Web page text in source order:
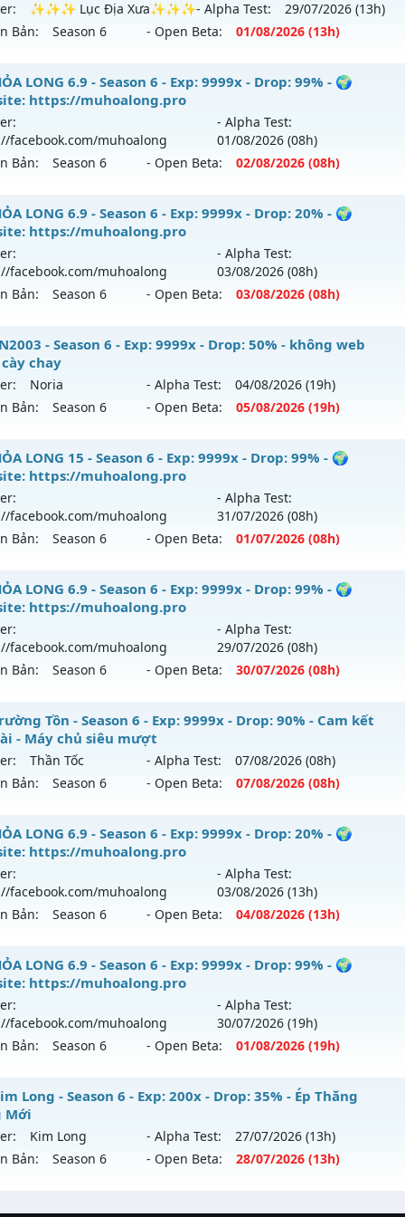
✨✨✨ Lục Địa Xưa✨✨✨- Alpha Test: 29/07/2026 (13h)
Bản:
Season 6 - Open Beta: 01/08/2026 (13h)
Lục Địa Xưa✨✨✨ - ✨✨✨ Lục Địa Xưa✨✨✨
ra tháng 08 2026 - Mở máy chủ ✨✨✨ Lục Địa
2626
100x - Drop: 20%
Mu Nguyên bản Webzen
XTEAM
LONG 6.9 - Season 6 - Exp: 9999x - Drop: 99% - 🌍
https://muhoalong.pro
facebook.com/muhoalong
- Alpha Test:
01/08/2026 (08h)
Bản:
Season 6 - Open Beta: 02/08/2026 (08h)
LONG 6.9 - 🌍 Website: https://muhoalong.pro
ra tháng 08 2026 - Mở máy chủhttps://facebook.com/
08/2626
- Drop: 99%
Mu Nguyên bản Webzen
XShield
LONG 6.9 - Season 6 - Exp: 9999x - Drop: 20% - 🌍
https://muhoalong.pro
facebook.com/muhoalong
- Alpha Test:
03/08/2026 (08h)
Bản:
Season 6 - Open Beta: 03/08/2026 (08h)
LONG 6.9 - 🌍 Website: https://muhoalong.pro
ra tháng 08 2026 - Mở máy chủ https://facebook.com/
03/08/2626
Non Reset
Mu Nguyên bản Webzen
XShield
- Season 6 - Exp: 9999x - Drop: 50% - không web
chay
Noria - Alpha Test: 04/08/2026 (19h)
Bản:
Season 6 - Open Beta: 05/08/2026 (19h)
- không web shop cày chay
mới ra tháng 08 2026 - Mở máy chủ
Noria
9999x - Drop: 50%
loại: Mu Nguyên bản Webzen
XSHield
LONG 15 - Season 6 - Exp: 9999x - Drop: 99% - 🌍
https://muhoalong.pro
facebook.com/muhoalong
- Alpha Test:
31/07/2026 (08h)
Bản:
Season 6 - Open Beta: 01/07/2026 (08h)
LONG 15 - 🌍 Website: https://muhoalong.pro
ra tháng 07 2026 - Mở máy chủhttps://facebook.com/
07/2626
- Drop: 99%
Mu Nguyên bản Webzen
Xshiel
LONG 6.9 - Season 6 - Exp: 9999x - Drop: 99% - 🌍
https://muhoalong.pro
facebook.com/muhoalong
- Alpha Test:
29/07/2026 (08h)
Bản:
Season 6 - Open Beta: 30/07/2026 (08h)
LONG 6.9 - 🌍 Website: https://muhoalong.pro
ra tháng 07 2026 - Mở máy chủ https://facebook.com/
30/07/2626
Non Reset
Mu Nguyên bản Webzen
Xshiel
Tồn - Season 6 - Exp: 9999x - Drop: 90% - Cam kết
- Máy chủ siêu mượt
Thần Tốc - Alpha Test: 07/08/2026 (08h)
Bản:
Season 6 - Open Beta: 07/08/2026 (08h)
Trường Tồn - Cam kết lâu dài - Máy chủ siêu mượt
mới ra tháng 08 2026 - Mở máy chủ
Thần Tốc
9999x - Drop: 90%
loại: Mu Nguyên bản Webzen
ICMPROTECT ✅ 🔴 ✨ ⚡️
LONG 6.9 - Season 6 - Exp: 9999x - Drop: 20% - 🌍
https://muhoalong.pro
facebook.com/muhoalong
- Alpha Test:
03/08/2026 (13h)
Bản:
Season 6 - Open Beta: 04/08/2026 (13h)
LONG 6.9 - 🌍 Website: https://muhoalong.pro
ra tháng 08 2026 - Mở máy chủhttps://facebook.com/
08/2626
- Drop: 20%
Mu Nguyên bản Webzen
XShield
LONG 6.9 - Season 6 - Exp: 9999x - Drop: 99% - 🌍
https://muhoalong.pro
facebook.com/muhoalong
- Alpha Test:
30/07/2026 (19h)
Bản:
Season 6 - Open Beta: 01/08/2026 (19h)
LONG 6.9 - 🌍 Website: https://muhoalong.pro
ra tháng 08 2026 - Mở máy chủ https://facebook.com/
01/08/2626
Non Reset
Long - Season 6 - Exp: 200x - Drop: 35% - Ép Thăng
Mới
Kim Long - Alpha Test: 27/07/2026 (13h)
Bản:
Season 6 - Open Beta: 28/07/2026 (13h)
Kim Long - Ép Thăng Hạng Mới